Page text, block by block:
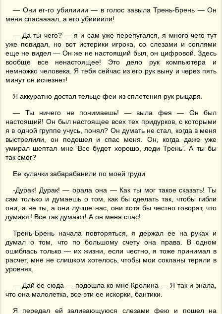
— Они ег-го убилииии — в голос завыла Трень-Брень — Он
меня спасаааал, а его убиииили!
— Да ты чего? — я и сам уже перепугался, я много чего тут
уже повидал, но вот истерики игрока, со слезами и соплями
еще не видел — Он же не настоящий был, он цифровой. Здесь
вообще все ненастоящее! Это дело рук компьютера и
немножко человека. Я тебя сейчас из его рук выну и через пять
минут он исчезнет!
Я аккуратно достал тельце феи из сплетения рук рыцаря.
— Ты ничего не понимаешь! — выла фея — Он был
настоящий! Он был настоящее всех тех придурков, с которыми
я в одной группе учусь, понял? Он думать не стал, когда в меня
выстрелили, он подошел и спас меня. Он, когда даже уже
умирал шептал мне 'Все будет хорошо, леди Трень'. А ты бы
так смог?
Ее кулачки забарабанили по моей груди
-Дурак! Дурак! — орала она — Как ты мог такое сказать! Ты
сам только и думаешь о том, как бы сделать так, чтобы гибли
они, а не ты, а они лучше нас, они хотя бы честно говорят, что
думают! Все так думают! А он меня спас!
Трень-Брень начала повторяться, я держал ее на руках и
думал о том, что по большому счету она права. В одном
ошиблась только — их жизни, если честно, я тоже принимал в
расчет, мне не слишком хотелось, чтобы мои сокланы теряли в
уровнях.
— Дай ее сюда — подошла ко мне Кролина — Я так и знала,
что она малолетка, все эти ее искорки, бантики.
Я передал ей заливающуюся слезами фею и пошел на